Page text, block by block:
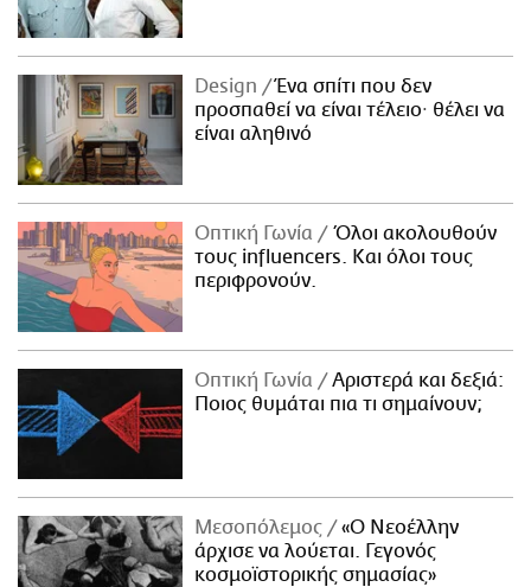
Design
Ένα σπίτι που δεν
προσπαθεί να είναι τέλειο· θέλει να
είναι αληθινό
Οπτική Γωνία
Όλοι ακολουθούν
τους influencers. Και όλοι τους
περιφρονούν.
Οπτική Γωνία
Αριστερά και δεξιά:
Ποιος θυμάται πια τι σημαίνουν;
Μεσοπόλεμος
«Ο Νεοέλλην
άρχισε να λούεται. Γεγονός
κοσμοϊστορικής σημασίας»